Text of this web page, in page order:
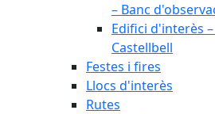
– Banc
Edifici d'interès
Castellbell
Festes i fires
Llocs d'interès
Rutes